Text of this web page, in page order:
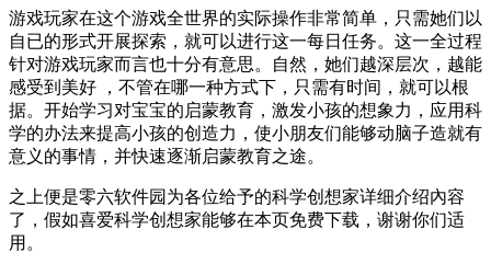
游戏玩家在这个游戏全世界的实际操作非常简单，只需她们以
自已的形式开展探索，就可以进行这一每日任务。这一全过程
针对游戏玩家而言也十分有意思。自然，她们越深层次，越能
感受到美好 ，不管在哪一种方式下，只需有时间，就可以根
据。开始学习对宝宝的启蒙教育，激发小孩的想象力，应用科
学的办法来提高小孩的创造力，使小朋友们能够动脑子造就有
意义的事情，并快速逐渐启蒙教育之途。
之上便是零六软件园为各位给予的科学创想家详细介绍內容
了，假如喜爱科学创想家能够在本页免费下载，谢谢你们适
用。